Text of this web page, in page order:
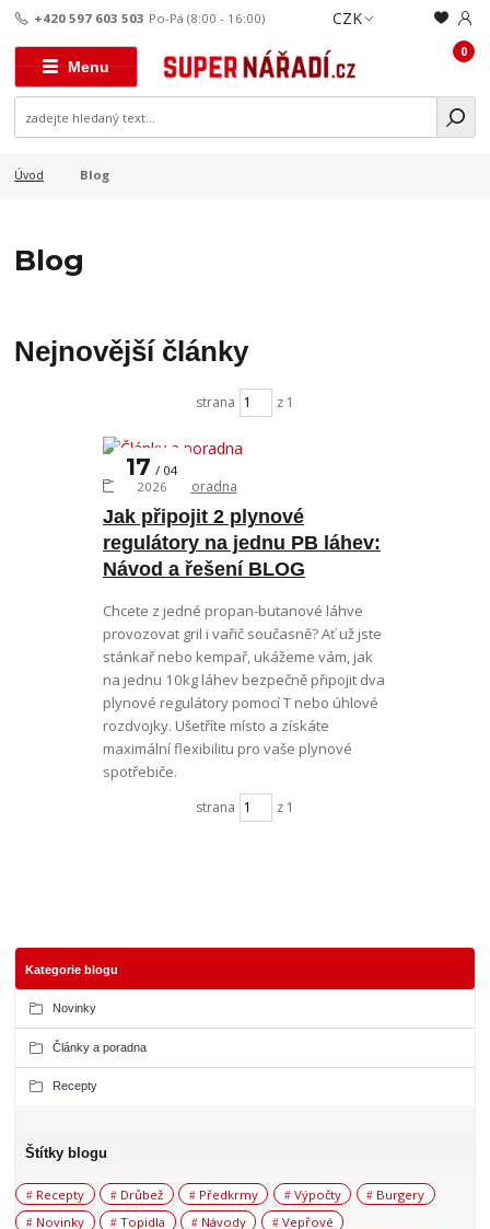
Menu
CZK
+420 597 603 503 Po-Pá (8:00 - 16:00)
0
Úvod Blog
Kategorie blogu
Novinky
Články a poradna
Recepty
Štítky blogu
Recepty Drůbež Předkrmy Výpočty
Burgery
Novinky
Topidla Návody
Vepřové
Blog
Nejnovější články
strana z 1
Jak připojit 2 plynové
regulátory na jednu PB láhev:
Návod a řešení BLOG
17
04
2026
Články a poradna
Chcete z jedné propan-butanové láhve
provozovat gril i vařič současně? Ať už jste
stánkař nebo kempař, ukážeme vám, jak
na jednu 10kg láhev bezpečně připojit dva
plynové regulátory pomocí T nebo úhlové
rozdvojky. Ušetříte místo a získáte
maximální flexibilitu pro vaše plynové
spotřebiče.
strana z 1